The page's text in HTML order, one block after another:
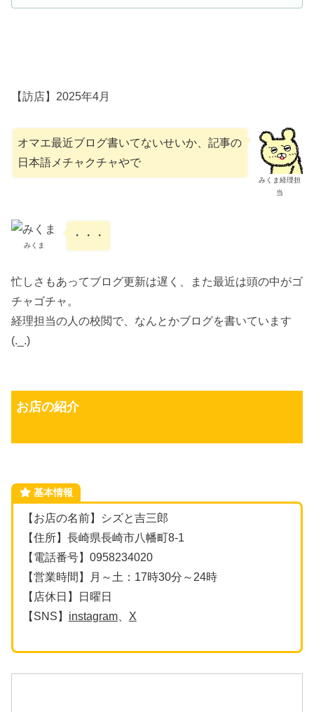
【訪店】2025年4月
みくま経理担
当
オマエ最近ブログ書いてないせいか、記事の
日本語メチャクチャやで
みくま
・・・
忙しさもあってブログ更新は遅く、また最近は頭の中がゴ
チャゴチャ。
経理担当の人の校閲で、なんとかブログを書いています
(._.)
お店の紹介
基本情報
【お店の名前】シズと吉三郎
【住所】長崎県長崎市八幡町8-1
【電話番号】0958234020
【営業時間】月～土：17時30分～24時
【店休日】日曜日
【SNS】 instagram、 X